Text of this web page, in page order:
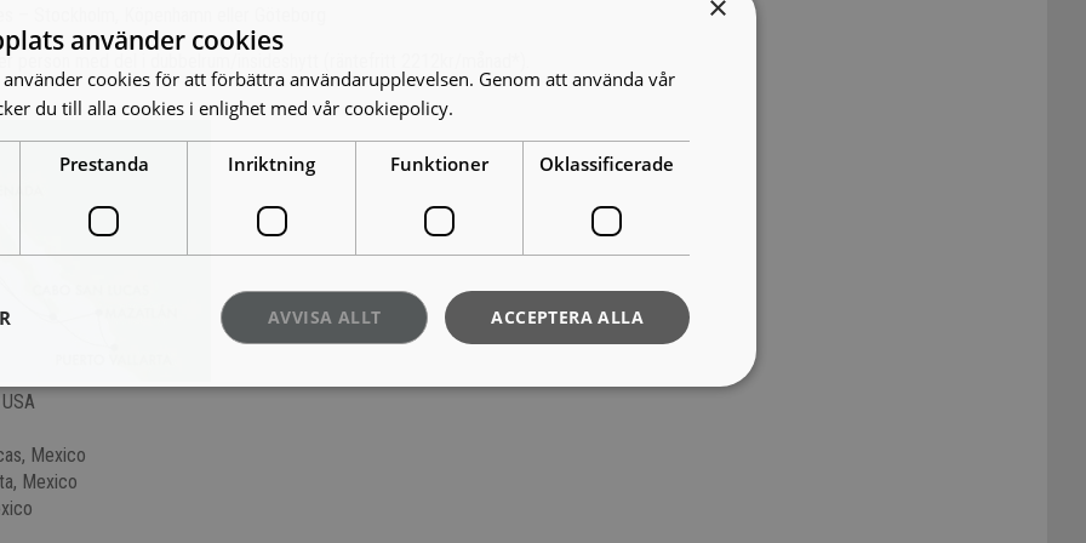
person med del i dubbelrum/insideshytt (räntefritt 2212kr/månad*).
Mexico
Mexico
använder cookies
cookies för att förbättra användarupplevelsen. Genom att använda vår
du till alla cookies i enlighet med vår cookiepolicy.
Prestanda Inriktning Funktioner Oklassificerade
ACCEPTERA ALLA
AVVISA ALLT